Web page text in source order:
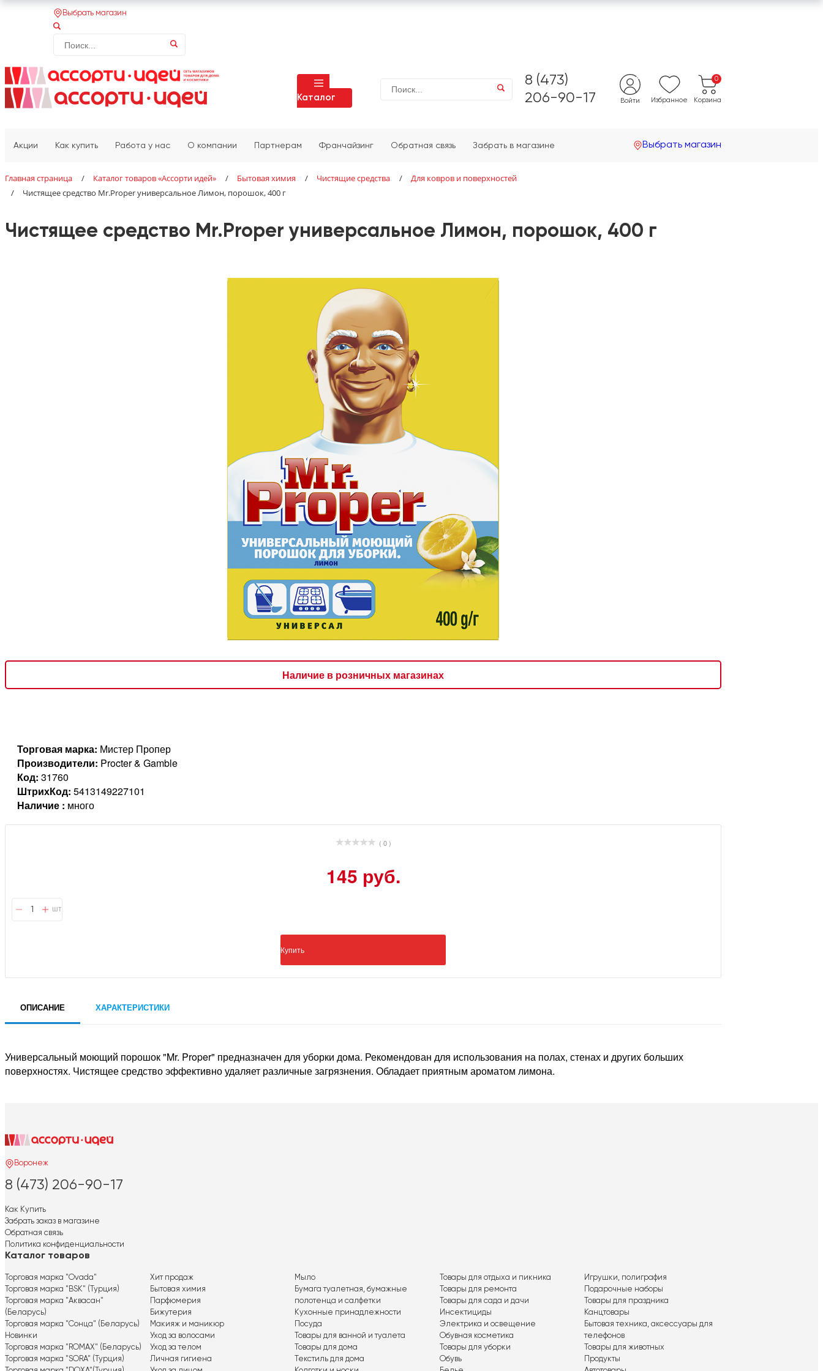
Выбрать магазин
Каталог
8 (473)
206-90-17
Войти Избранное Корзина
0
Акции Как купить Работа у нас О компании Партнерам Франчайзинг Обратная связь Забрать в магазине Выбрать магазин
Главная страница / Каталог товаров «‎Ассорти идей»‎ / Бытовая химия / Чистящие средства /
Для ковров и поверхностей
/
Чистящее средство Mr.Proper универсальное Лимон, порошок, 400 г
Чистящее средство Mr.Proper универсальное Лимон, порошок, 400 г
Наличие в розничных магазинах
Торговая марка: Мистер Пропер
Производители: Procter & Gamble
Код: 31760
ШтрихКод: 5413149227101
Наличие : много
( 0 )
145 руб.
шт
Купить
ОПИСАНИЕ ХАРАКТЕРИСТИКИ
Универсальный моющий порошок "Mr. Proper" предназначен для уборки дома. Рекомендован для использования на полах, стенах и других больших
поверхностях. Чистящее средство эффективно удаляет различные загрязнения. Обладает приятным ароматом лимона.
Воронеж
8 (473) 206-90-17
Как Купить
Забрать заказ в магазине
Обратная связь
Политика конфиденциальности
Каталог товаров
Торговая марка "Ovada"
Торговая марка "BSK" (Турция)
Торговая марка "Аквасан"
(Беларусь)
Торговая марка "Сонца" (Беларусь)
Новинки
Торговая марка "ROMAX" (Беларусь)
Торговая марка "SORA" (Турция)
Хит продаж
Бытовая химия
Парфюмерия
Бижутерия
Макияж и маникюр
Уход за волосами
Уход за телом
Личная гигиена
Мыло
Бумага туалетная, бумажные
полотенца и салфетки
Кухонные принадлежности
Посуда
Товары для ванной и туалета
Товары для дома
Текстиль для дома
Товары для отдыха и пикника
Товары для ремонта
Товары для сада и дачи
Инсектициды
Электрика и освещение
Обувная косметика
Товары для уборки
Обувь
Игрушки, полиграфия
Подарочные наборы
Товары для праздника
Канцтовары
Бытовая техника, аксессуары для
телефонов
Товары для животных
Продукты